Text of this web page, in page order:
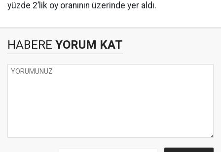
yüzde 2’lik oy oranının üzerinde yer aldı.
HABERE YORUM KAT